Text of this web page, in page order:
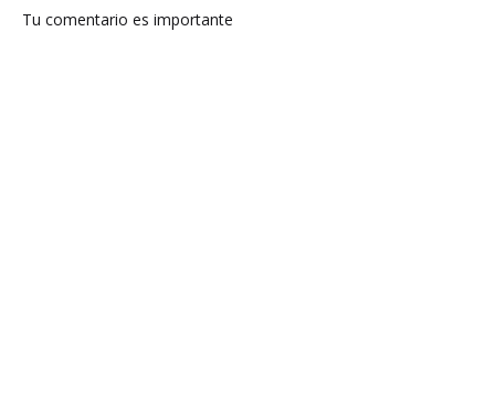
Tu comentario es importante